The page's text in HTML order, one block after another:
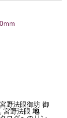
宮野法眼御坊 御
宮野法眼 地